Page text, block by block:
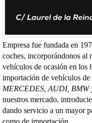
Empresa fue fundada en
coches, incorporándonos al
vehículos de ocasión en los
importación de vehículos
MERCEDES, AUDI, BMW
nuestros mercado,
dando servicio a un mayor
como de importación.